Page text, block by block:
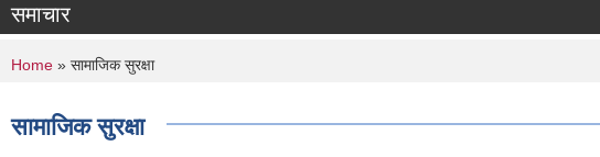
समाचार
You are here
Home » सामाजिक सुरक्षा
सामाजिक सुरक्षा